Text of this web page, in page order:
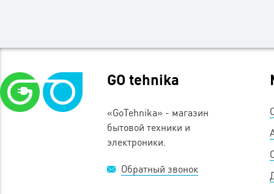
GO tehnika
«GoTehnika» - магазин
бытовой техники и
электроники.
Обратный звонок